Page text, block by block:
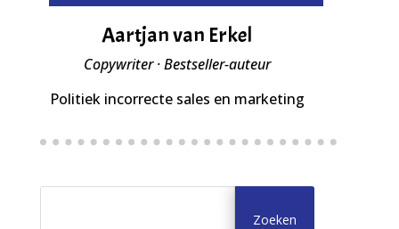
Aartjan van Erkel
Copywriter · Bestseller-auteur
Politiek incorrecte sales en marketing